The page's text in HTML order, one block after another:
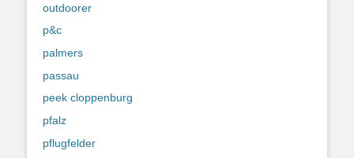
outdoorer
p&c
palmers
passau
peek cloppenburg
pfalz
pflugfelder